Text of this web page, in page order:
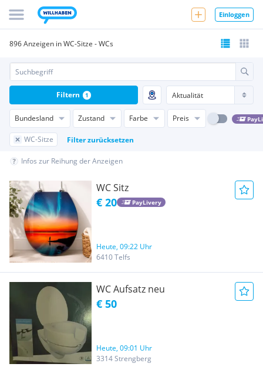
Einloggen
896 Anzeigen in WC-Sitze - WCs
Bundesland Zustand Farbe Preis
WC-Sitze Filter zurücksetzen
Filtern 1
Infos zur Reihung der Anzeigen
WC Sitz
€ 20 PayLivery
Heute, 09:22 Uhr
6410 Telfs
WC Aufsatz neu
€ 50
Heute, 09:01 Uhr
3314 Strengberg